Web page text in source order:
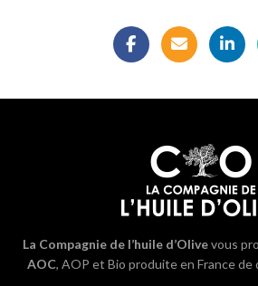
La Compagnie de l’huile d’Olivevous
AOC, AOP et Bio produite en France de